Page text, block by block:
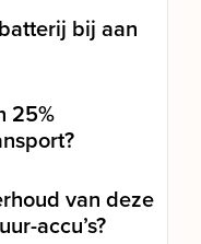
bij aan
25%
van deze
accu’s?